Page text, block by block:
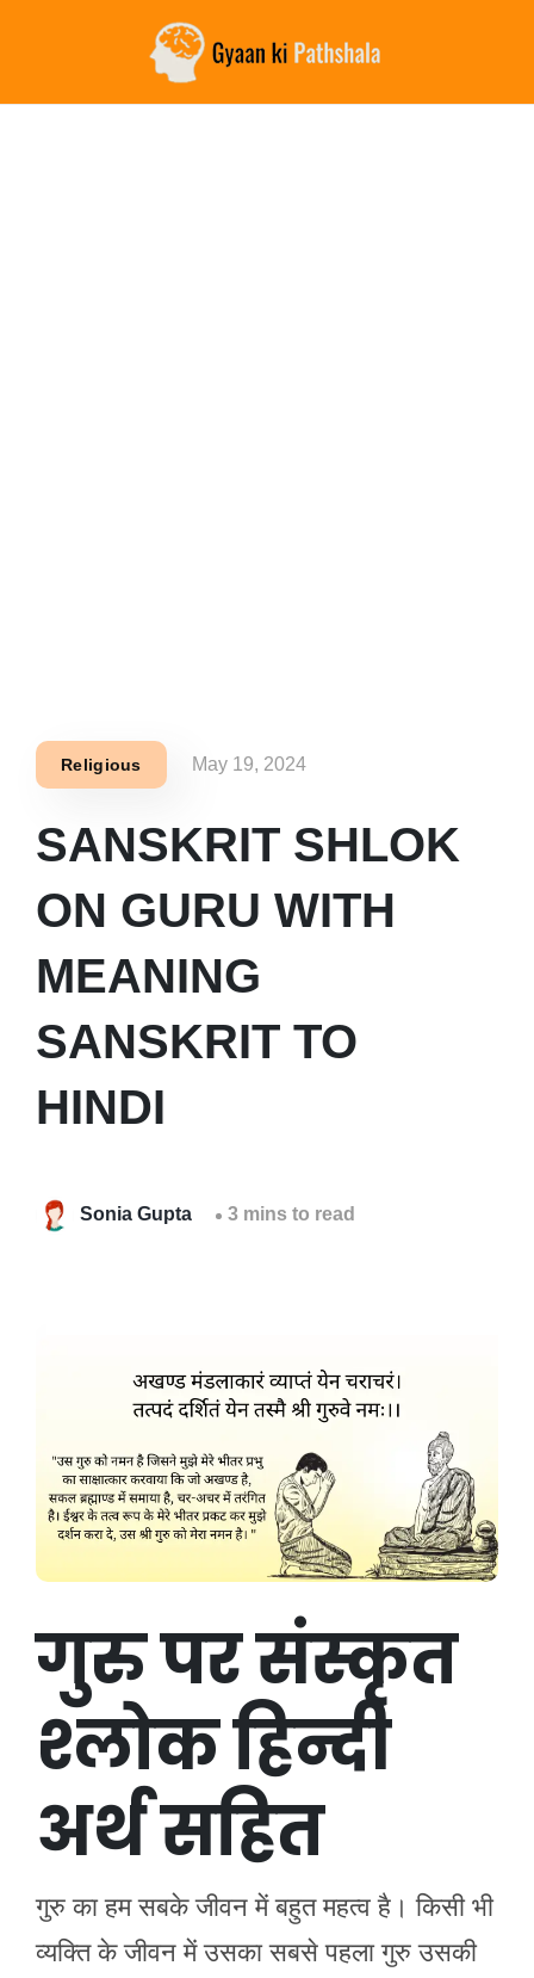
Religious May 19, 2024
SANSKRIT SHLOK
ON GURU WITH
MEANING
SANSKRIT TO
HINDI
Sonia Gupta 3 mins to read
गुरु पर संस्कृत
श्लोक हिन्दी
अर्थ सहित
गुरु का हम सबके जीवन में बहुत महत्व है। किसी भी
व्यक्ति के जीवन में उसका सबसे पहला गुरु उसकी